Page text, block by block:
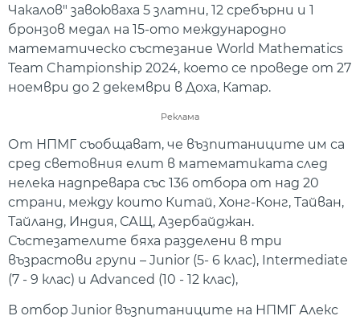
Чакалов" завоюваха 5 златни, 12 сребърни и 1
бронзов медал на 15-ото международно
математическо състезание World Mathematics
Team Championship 2024, което се проведе от 27
ноември до 2 декември в Доха, Катар.
Реклама
От НПМГ съобщават, че възпитаниците им са
сред световния елит в математиката след
нелека надпревара със 136 отбора от над 20
страни, между които Китай, Хонг-Конг, Тайван,
Тайланд, Индия, САЩ, Азербайджан.
Състезателите бяха разделени в три
възрастови групи – Junior (5- 6 клас), Intermediate
(7 - 9 клас) и Advanced (10 - 12 клас),
В отбор Junior възпитаниците на НПМГ Алекс